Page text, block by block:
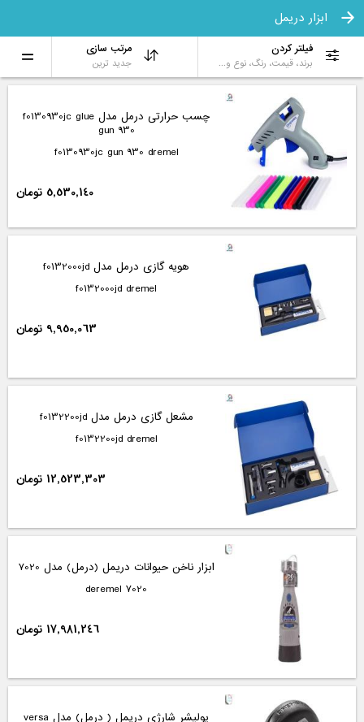
ابزار دریمل
فیلتر کردن
برند، قیمت، رنگ، نوع و...
مرتب سازی
جدید ترین
چسب حرارتی درمل مدل f0130930jc glue
gun 930
f0130930jc gun 930 dremel
5,530,140 تومان
هویه گازی درمل مدل f0132000jd
f0132000jd dremel
9,950,063 تومان
مشعل گازی درمل مدل f0132200jd
f0132200jd dremel
12,523,303 تومان
ابزار ناخن حیوانات دریمل (درمل) مدل 7020
7020 deremel
17,981,246 تومان
پولیشر شارژی دریمل ( درمل) مدل versa